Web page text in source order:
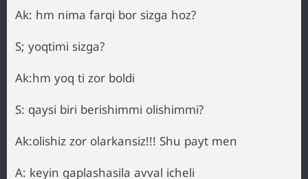
Ak: hm nima farqi bor sizga hoz?
S; yoqtimi sizga?
Ak:hm yoq ti zor boldi
S: qaysi biri berishimmi olishimmi?
Ak:olishiz zor olarkansiz!!! Shu payt men
A: keyin gaplashasila avval icheli